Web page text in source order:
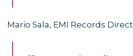
Mario Sala, EMI Records